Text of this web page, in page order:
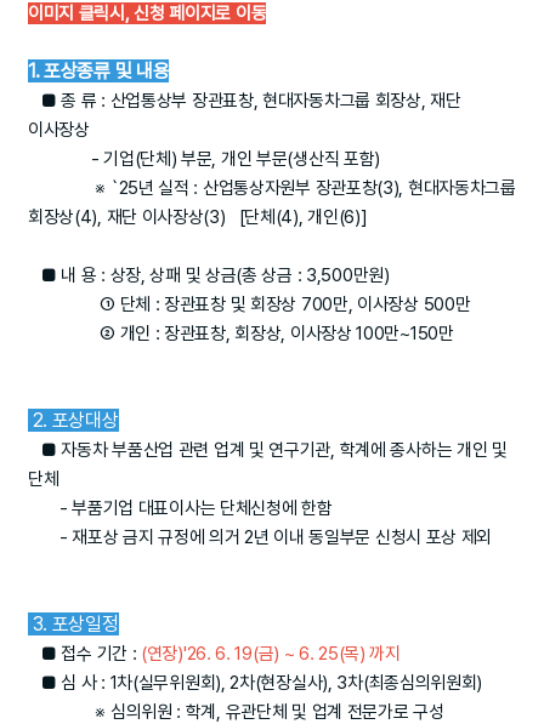
이미지 클릭시, 신청 페이지로 이동
1. 포상종류 및 내용
■ 종 류 : 산업통상부 장관표창, 현대자동차그룹 회장상, 재단
이사장상
- 기업(단체) 부문, 개인 부문(생산직 포함)
※ `25년 실적 : 산업통상자원부 장관포창(3), 현대자동차그룹
회장상(4), 재단 이사장상(3) [단체(4), 개인(6)]
■ 내 용 : 상장, 상패 및 상금(총 상금 : 3,500만원)
① 단체 : 장관표창 및 회장상 700만, 이사장상 500만
② 개인 : 장관표창, 회장상, 이사장상 100만~150만
2. 포상대상
■ 자동차 부품산업 관련 업계 및 연구기관, 학계에 종사하는 개인 및
단체
- 부품기업 대표이사는 단체신청에 한함
- 재포상 금지 규정에 의거 2년 이내 동일부문 신청시 포상 제외
3. 포상일정
■ 접수 기간 : (연장)'26. 6. 19(금) ~ 6. 25(목) 까지
■ 심 사 : 1차(실무위원회), 2차(현장실사), 3차(최종심의위원회)
※ 심의위원 : 학계, 유관단체 및 업계 전문가로 구성